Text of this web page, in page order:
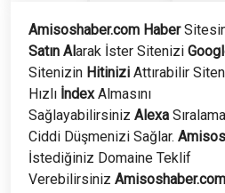
Amisoshaber.com Haber
Satın Alarak İster Sitenizi
Sitenizin Hitinizi Attırabilir
Hızlı İndexAlmasını
Sağlayabilirsiniz Alexa
Ciddi Düşmenizi Sağlar.
İstediğiniz Domaine Teklif
Verebilirsiniz Amisoshaber.com